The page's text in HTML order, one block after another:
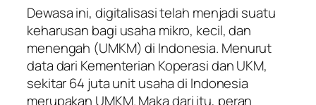
Dewasa ini, digitalisasi telah menjadi suatu
keharusan bagi usaha mikro, kecil, dan
menengah (UMKM) di Indonesia. Menurut
data dari Kementerian Koperasi dan UKM,
sekitar 64 juta unit usaha di Indonesia
merupakan UMKM. Maka dari itu, peran